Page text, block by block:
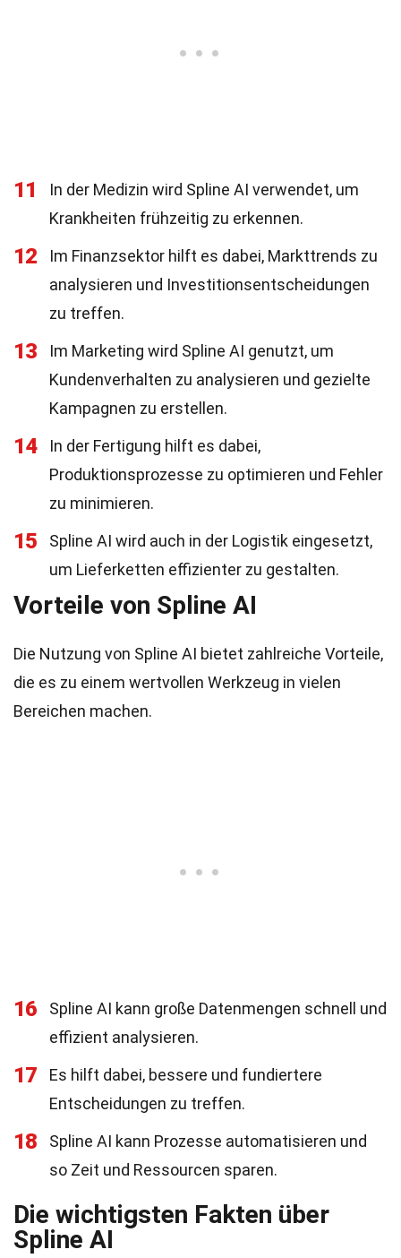
11
In der Medizin wird Spline AI verwendet, um
Krankheiten frühzeitig zu erkennen.
12
Im Finanzsektor hilft es dabei, Markttrends zu
analysieren und Investitionsentscheidungen
zu treffen.
13
Im Marketing wird Spline AI genutzt, um
Kundenverhalten zu analysieren und gezielte
Kampagnen zu erstellen.
14
In der Fertigung hilft es dabei,
Produktionsprozesse zu optimieren und Fehler
zu minimieren.
15
Spline AI wird auch in der Logistik eingesetzt,
um Lieferketten effizienter zu gestalten.
Vorteile von Spline AI
Die Nutzung von Spline AI bietet zahlreiche Vorteile,
die es zu einem wertvollen Werkzeug in vielen
Bereichen machen.
16
Spline AI kann große Datenmengen schnell und
effizient analysieren.
17
Es hilft dabei, bessere und fundiertere
Entscheidungen zu treffen.
18
Spline AI kann Prozesse automatisieren und
so Zeit und Ressourcen sparen.
Die wichtigsten Fakten über
Spline AI